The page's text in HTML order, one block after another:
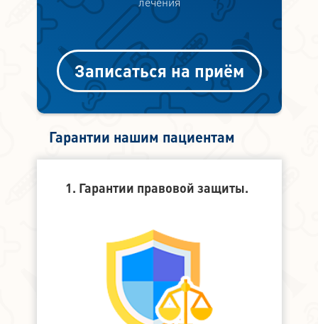
Записаться на приём
Гарантии нашим пациентам
1. Гарантии правовой защиты.